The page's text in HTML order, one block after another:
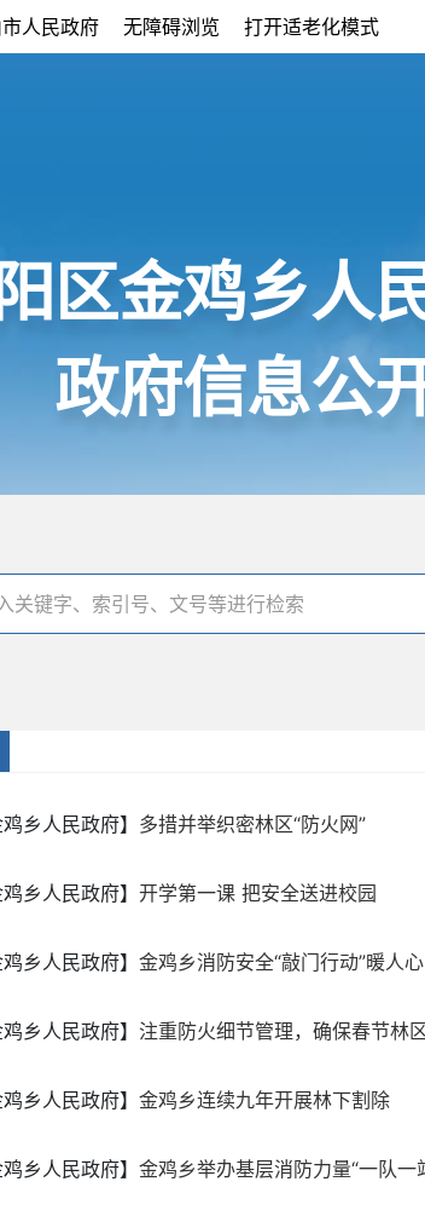
人民政府 无障碍浏览 打开适老化模式
区金鸡乡人
政府信息公
乡人民政府】 多措并举织密林区“防火网”
乡人民政府】 开学第一课 把安全送进校园
乡人民政府】 金鸡乡消防安全“敲门行动”暖人心
乡人民政府】 注重防火细节管理，确保春节林
乡人民政府】 金鸡乡连续九年开展林下割除
乡人民政府】 金鸡乡举办基层消防力量“一队一